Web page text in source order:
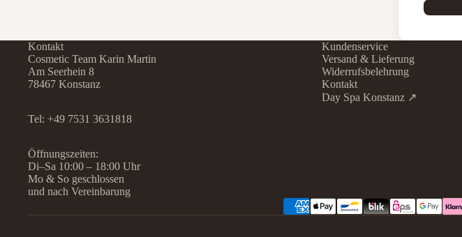
Kontakt
Cosmetic Team Karin Martin
Am Seerhein 8
78467 Konstanz
Tel: +49 7531 3631818
Öffnungszeiten:
Di–Sa 10:00 – 18:00 Uhr
Mo & So geschlossen
und nach Vereinbarung
Kundenservice
Versand & Lieferung
Widerrufsbelehrung
Kontakt
Day Spa Konstanz ↗